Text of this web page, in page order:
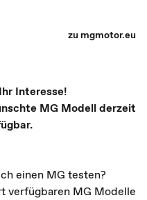
zu mgmotor.eu
Interesse!
MG Modell derzeit
einen MG testen?
verfügbaren MG Modelle